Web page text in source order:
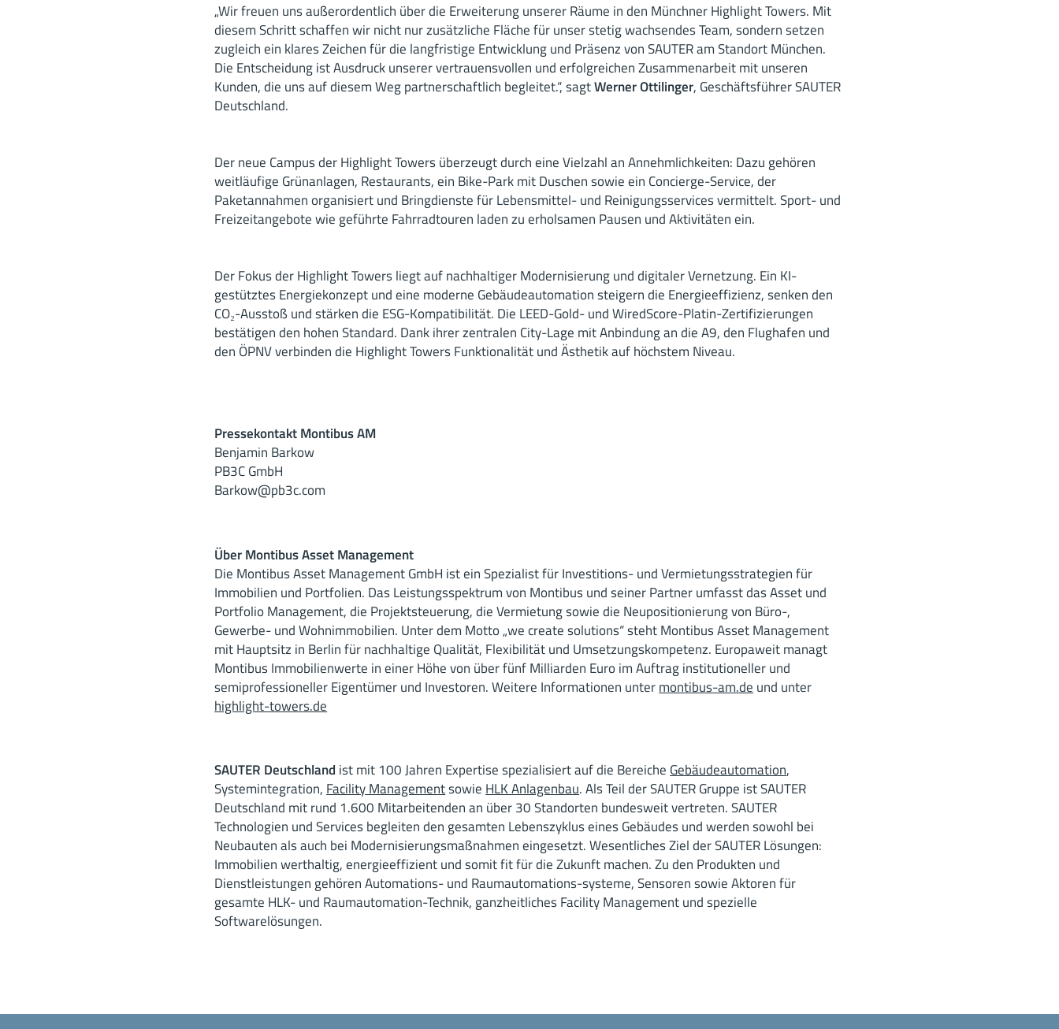
„Wir freuen uns außerordentlich über die Erweiterung unserer Räume in den Münchner Highlight Towers. Mit
diesem Schritt schaffen wir nicht nur zusätzliche Fläche für unser stetig wachsendes Team, sondern setzen
zugleich ein klares Zeichen für die langfristige Entwicklung und Präsenz von SAUTER am Standort München.
Die Entscheidung ist Ausdruck unserer vertrauensvollen und erfolgreichen Zusammenarbeit mit unseren
Kunden, die uns auf diesem Weg partnerschaftlich begleitet.“, sagtWerner Ottilinger, Geschäftsführer SAUTER
Deutschland.
Der neue Campus der Highlight Towers überzeugt durch eine Vielzahl an Annehmlichkeiten: Dazu gehören
weitläufige Grünanlagen, Restaurants, ein Bike-Park mit Duschen sowie ein Concierge-Service, der
Paketannahmen organisiert und Bringdienste für Lebensmittel- und Reinigungsservices vermittelt. Sport- und
Freizeitangebote wie geführte Fahrradtouren laden zu erholsamen Pausen und Aktivitäten ein.
Der Fokus der Highlight Towers liegt auf nachhaltiger Modernisierung und digitaler Vernetzung. Ein KI-
gestütztes Energiekonzept und eine moderne Gebäudeautomation steigern die Energieeffizienz, senken den
CO₂-Ausstoß und stärken die ESG-Kompatibilität. Die LEED-Gold- und WiredScore-Platin-Zertifizierungen
bestätigen den hohen Standard. Dank ihrer zentralen City-Lage mit Anbindung an die A9, den Flughafen und
den ÖPNV verbinden die Highlight Towers Funktionalität und Ästhetik auf höchstem Niveau.
Pressekontakt Montibus AM
Benjamin Barkow
PB3C GmbH
Barkow@pb3c.com
Über Montibus Asset Management
Die Montibus Asset Management GmbH ist ein Spezialist für Investitions- und Vermietungsstrategien für
Immobilien und Portfolien. Das Leistungsspektrum von Montibus und seiner Partner umfasst das Asset und
Portfolio Management, die Projektsteuerung, die Vermietung sowie die Neupositionierung von Büro-,
Gewerbe- und Wohnimmobilien. Unter dem Motto „we create solutions“ steht Montibus Asset Management
mit Hauptsitz in Berlin für nachhaltige Qualität, Flexibilität und Umsetzungskompetenz. Europaweit managt
Montibus Immobilienwerte in einer Höhe von über fünf Milliarden Euro im Auftrag institutioneller und
semiprofessioneller Eigentümer und Investoren. Weitere Informationen untermontibus-am.de und unter
highlight-towers.de
SAUTER Deutschland ist mit 100 Jahren Expertise spezialisiert auf die Bereiche Gebäudeautomation,
Systemintegration, Facility Managementsowie HLK Anlagenbau. Als Teil der SAUTER Gruppe ist SAUTER
Deutschland mit rund 1.600 Mitarbeitenden an über 30 Standorten bundesweit vertreten. SAUTER
Technologien und Services begleiten den gesamten Lebenszyklus eines Gebäudes und werden sowohl bei
Neubauten als auch bei Modernisierungsmaßnahmen eingesetzt. Wesentliches Ziel der SAUTER Lösungen:
Immobilien werthaltig, energieeffizient und somit fit für die Zukunft machen. Zu den Produkten und
Dienstleistungen gehören Automations- und Raumautomations-systeme, Sensoren sowie Aktoren für
gesamte HLK- und Raumautomation-Technik, ganzheitliches Facility Management und spezielle
Softwarelösungen.